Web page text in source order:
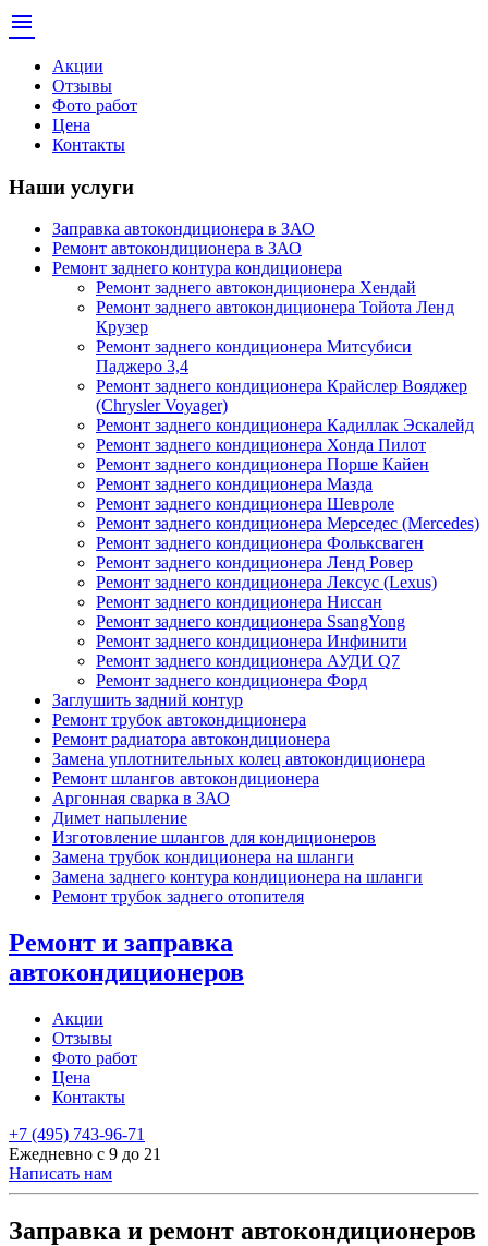
menu
Акции
Отзывы
Фото работ
Цена
Контакты
Наши услуги
Заправка автокондиционера в ЗАО
Ремонт автокондиционера в ЗАО
Ремонт заднего контура кондиционера
Ремонт заднего автокондиционера Хендай
Ремонт заднего автокондиционера Тойота Ленд
Крузер
Ремонт заднего кондиционера Митсубиси
Паджеро 3,4
Ремонт заднего кондиционера Крайслер Вояджер
(Chrysler Voyager)
Ремонт заднего кондиционера Кадиллак Эскалейд
Ремонт заднего кондиционера Хонда Пилот
Ремонт заднего кондиционера Порше Кайен
Ремонт заднего кондиционера Мазда
Ремонт заднего кондиционера Шевроле
Ремонт заднего кондиционера Мерседес (Mercedes)
Ремонт заднего кондиционера Фольксваген
Ремонт заднего кондиционера Ленд Ровер
Ремонт заднего кондиционера Лексус (Lexus)
Ремонт заднего кондиционера Ниссан
Ремонт заднего кондиционера SsangYong
Ремонт заднего кондиционера Инфинити
Ремонт заднего кондиционера АУДИ Q7
Ремонт заднего кондиционера Форд
Заглушить задний контур
Ремонт трубок автокондиционера
Ремонт радиатора автокондиционера
Замена уплотнительных колец автокондиционера
Ремонт шлангов автокондиционера
Аргонная сварка в ЗАО
Димет напыление
Изготовление шлангов для кондиционеров
Замена трубок кондиционера на шланги
Замена заднего контура кондиционера на шланги
Ремонт трубок заднего отопителя
Ремонт и заправка
автокондиционеров
Акции
Отзывы
Фото работ
Цена
Контакты
+7 (495) 743-96-71
Ежедневно с 9 до 21
Написать нам
Заправка и ремонт автокондиционеров